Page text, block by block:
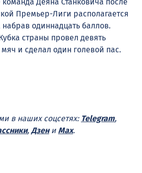
Премьер-Лиги располагается
одиннадцать баллов.
страны провел девять
и сделал один голевой пас.
в наших соцсетях: Telegram,
, Дзени Max.